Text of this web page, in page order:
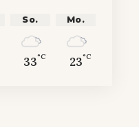
So.
33°C
Mo.
23°C